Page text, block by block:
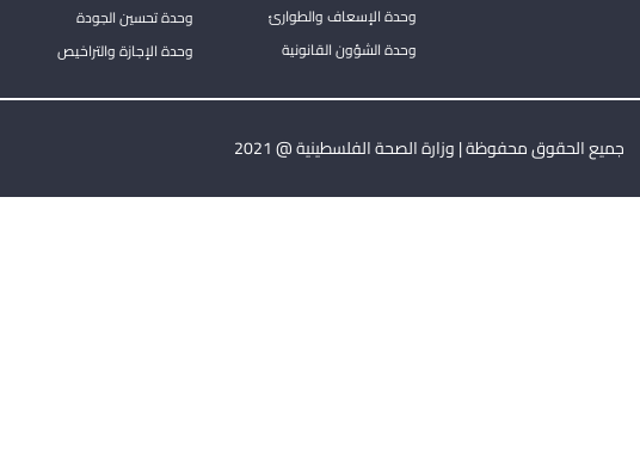
وحدة الإسعاف والطوارئ
وحدة الشؤون القانونية
وحدة تحسين الجودة
وحدة الإجازة والتراخيص
جميع الحقوق محفوظة | وزارة الصحة الفلسطينية @ 2021